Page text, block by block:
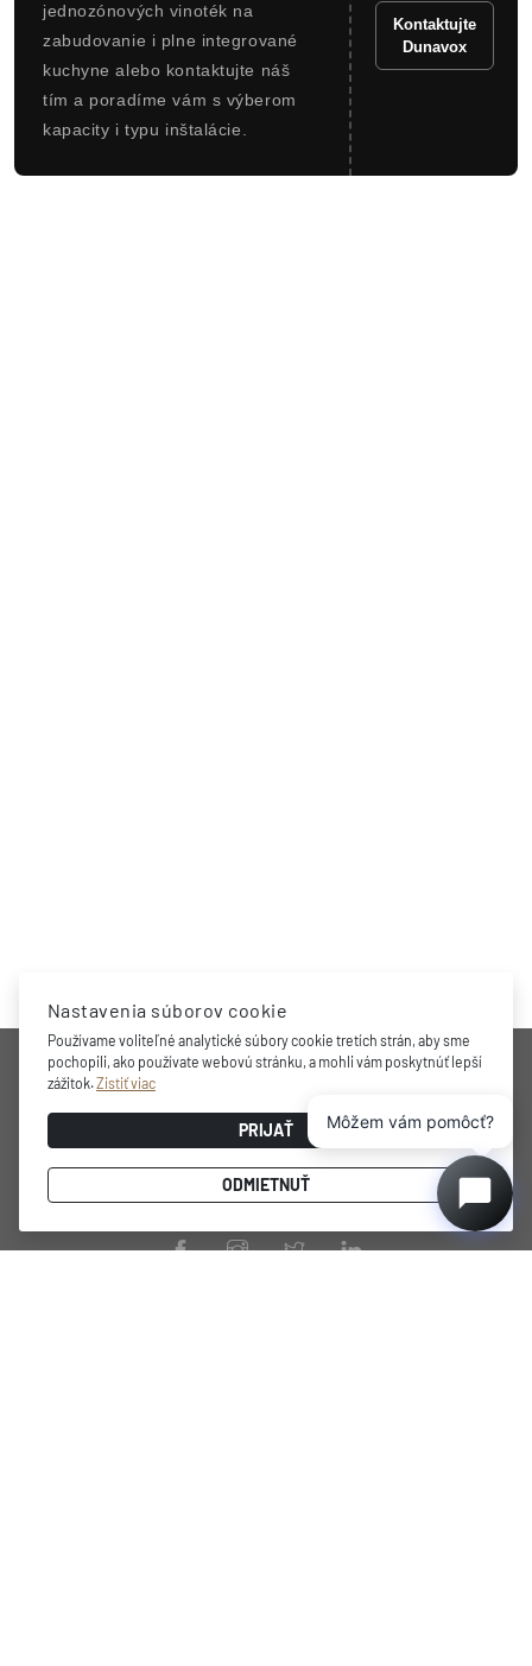
jednozónových vinoték na
zabudovanie i plne integrované
kuchyne alebo kontaktujte náš
tím a poradíme vám s výberom
kapacity i typu inštalácie.
Kontaktujte
Dunavox
SPOLOČNOSŤ
Oceňovaná značka, profesionálne riešenia skladovania a
chladenia vína doma, minimalistický a funkčný dizajn, praktické
vnútorné usporiadanie, najmodernejšia technológia a
energeticky úsporný výkon.
Nastavenia súborov cookie
Používame voliteľné analytické súbory cookie tretích strán, aby sme
pochopili, ako používate webovú stránku, a mohli vám poskytnúť lepší
zážitok.Zistiť viac
PRIJAŤ
ODMIETNUŤ
Môžem vám pomôcť?